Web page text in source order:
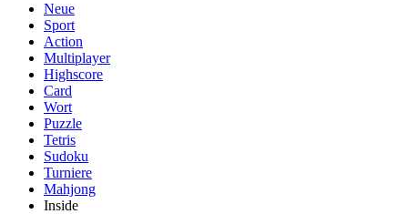
Neue
Sport
Action
Multiplayer
Highscore
Card
Wort
Puzzle
Tetris
Sudoku
Turniere
Mahjong
Inside